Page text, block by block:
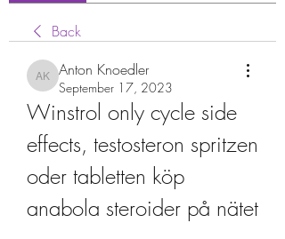
Back
Anton Knoedler
Anton Knoedler
September 17, 2023
Winstrol only cycle side
effects, testosteron spritzen
oder tabletten köp
anabola steroider på nätet